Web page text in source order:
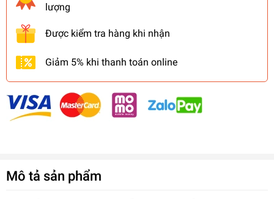
lượng
Được kiểm tra hàng khi nhận
Giảm 5% khi thanh toán online
Mô tả sản phẩm